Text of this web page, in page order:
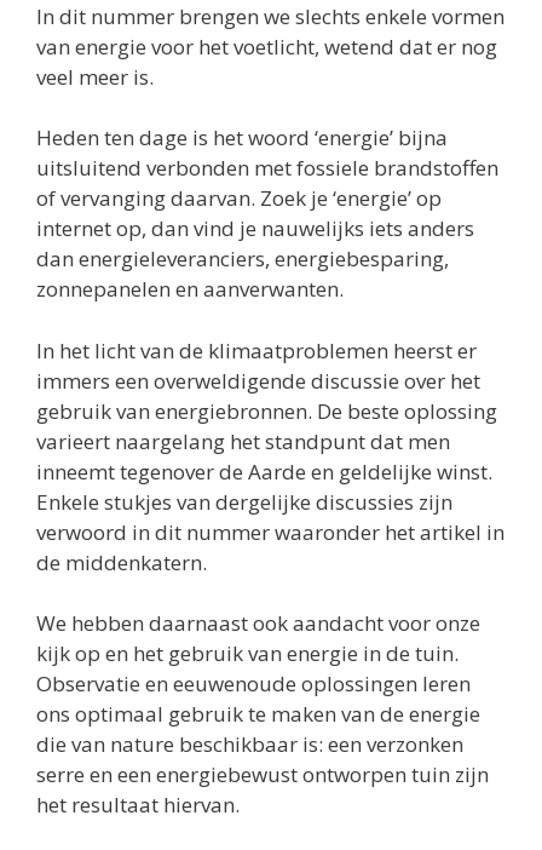
In dit nummer brengen we slechts enkele vormen
van energie voor het voetlicht, wetend dat er nog
veel meer is.
Heden ten dage is het woord ‘energie’ bijna
uitsluitend verbonden met fossiele brandstoffen
of vervanging daarvan. Zoek je ‘energie’ op
internet op, dan vind je nauwelijks iets anders
dan energieleveranciers, energiebesparing,
zonnepanelen en aanverwanten.
In het licht van de klimaatproblemen heerst er
immers een overweldigende discussie over het
gebruik van energiebronnen. De beste oplossing
varieert naargelang het standpunt dat men
inneemt tegenover de Aarde en geldelijke winst.
Enkele stukjes van dergelijke discussies zijn
verwoord in dit nummer waaronder het artikel in
de middenkatern.
We hebben daarnaast ook aandacht voor onze
kijk op en het gebruik van energie in de tuin.
Observatie en eeuwenoude oplossingen leren
ons optimaal gebruik te maken van de energie
die van nature beschikbaar is: een verzonken
serre en een energiebewust ontworpen tuin zijn
het resultaat hiervan.